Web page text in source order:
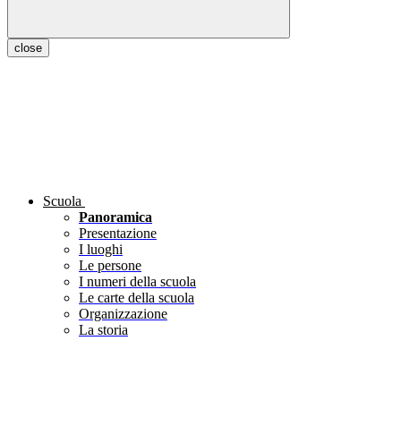
close
Scuola
Panoramica
Presentazione
I luoghi
Le persone
I numeri della scuola
Le carte della scuola
Organizzazione
La storia